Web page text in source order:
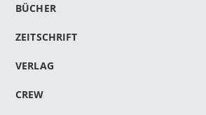
BÜCHER
ZEITSCHRIFT
VERLAG
CREW